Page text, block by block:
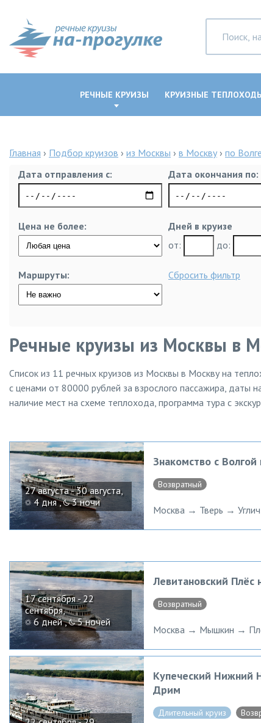
РЕЧНЫЕ КРУИЗЫ КРУИЗНЫЕ
Главная › Подбор круизов › из Москвы › в Москву › по Волге
Дата отправления с:
Дата окончания по:
Цена не более:
Дней в круизе
от:
до:
Маршруты: Сбросить фильтр
Речные круизы из Москвы в
Список из 11 речных круизов из Москвы в Москву на
с ценами от 80000 рублей за взрослого пассажира, даты
наличие мест на схеме теплохода, программа тура с
27 августа - 30 августа,
4 дня , 3 ночи
Знакомство с
Возвратный
Москва → Тверь →
17 сентября - 22
сентября,
6 дней , 5 ночей
Левитановский Плёс
Возвратный
Москва → Мышкин →
Купеческий Нижний
Дрим
Длительный круиз